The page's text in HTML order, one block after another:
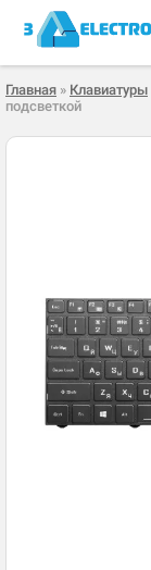
Главная » Клавиатуры
подсветкой